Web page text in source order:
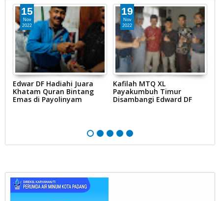
15
Nov
2022
Edwar DF Hadiahi Juara
Khatam Quran Bintang
Emas di Payolinyam
19
Nov
2022
Kafilah MTQ XL
Payakumbuh Timur
Disambangi Edward DF